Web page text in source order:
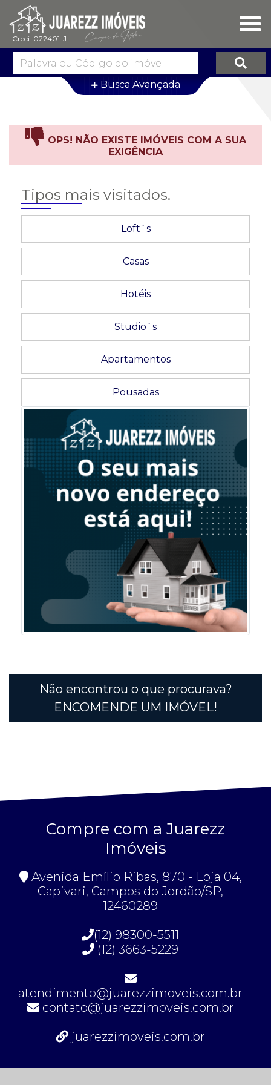
Busca Avançada
OPS! NÃO EXISTE IMÓVEIS COM A SUA
EXIGÊNCIA
Tipos mais visitados.
Loft`s
Casas
Hotéis
Studio`s
Apartamentos
Pousadas
Não encontrou o que procurava?
ENCOMENDE UM IMÓVEL!
Compre com a Juarezz
Imóveis
Avenida Emílio Ribas, 870 - Loja 04,
Capivari, Campos do Jordão/SP,
12460289
(12) 98300-5511
(12) 3663-5229
atendimento@juarezzimoveis.com.br
contato@juarezzimoveis.com.br
juarezzimoveis.com.br